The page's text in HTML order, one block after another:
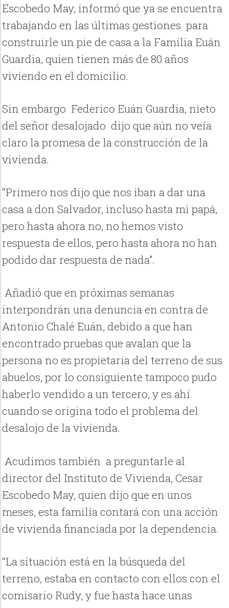
Escobedo May, informó que ya se encuentra
trabajando en las últimas gestiones para
construirle un pie de casa a la Familia Euán
Guardia, quien tienen más de 80 años
viviendo en el domicilio.
Sin embargo Federico Euán Guardia, nieto
del señor desalojado dijo que aún no veía
claro la promesa de la construcción de la
vivienda.
“Primero nos dijo que nos iban a dar una
casa a don Salvador, incluso hasta mi papá,
pero hasta ahora no, no hemos visto
respuesta de ellos, pero hasta ahora no han
podido dar respuesta de nada”.
Añadió que en próximas semanas
interpondrán una denuncia en contra de
Antonio Chalé Euán, debido a que han
encontrado pruebas que avalan que la
persona no es propietaria del terreno de sus
abuelos, por lo consiguiente tampoco pudo
haberlo vendido a un tercero, y es ahí
cuando se origina todo el problema del
desalojo de la vivienda.
Acudimos también a preguntarle al
director del Instituto de Vivienda, Cesar
Escobedo May, quien dijo que en unos
meses, esta familia contará con una acción
de vivienda financiada por la dependencia.
“La situación está en la búsqueda del
terreno, estaba en contacto con ellos con el
comisario Rudy, y fue hasta hace unas